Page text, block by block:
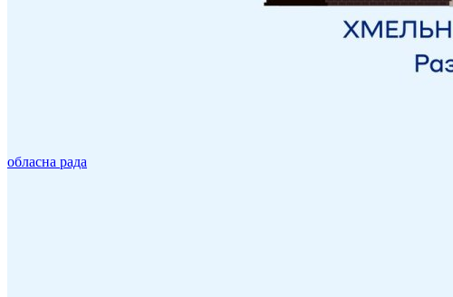
обласна рада